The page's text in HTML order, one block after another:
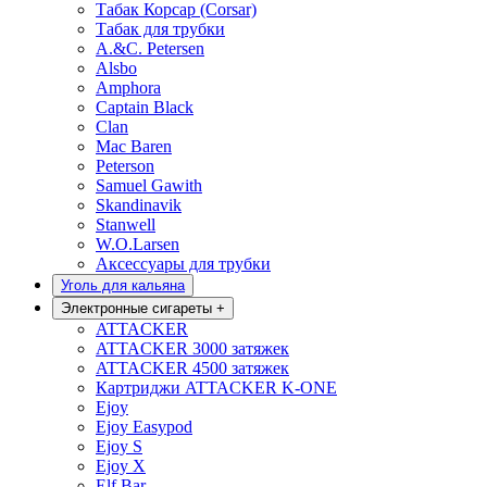
Табак Корсар (Corsar)
Табак для трубки
A.&C. Petersen
Alsbo
Amphora
Captain Black
Clan
Mac Baren
Peterson
Samuel Gawith
Skandinavik
Stanwell
W.O.Larsen
Аксессуары для трубки
Уголь для кальяна
Электронные сигареты +
ATTACKER
ATTACKER 3000 затяжек
ATTACKER 4500 затяжек
Картриджи ATTACKER K-ONE
Ejoy
Ejoy Easypod
Ejoy S
Ejoy X